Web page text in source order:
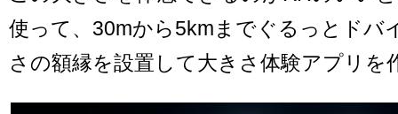
使って、30mから5kmまでぐるっとドバ
さの額縁を設置して大きさ体験アプリを